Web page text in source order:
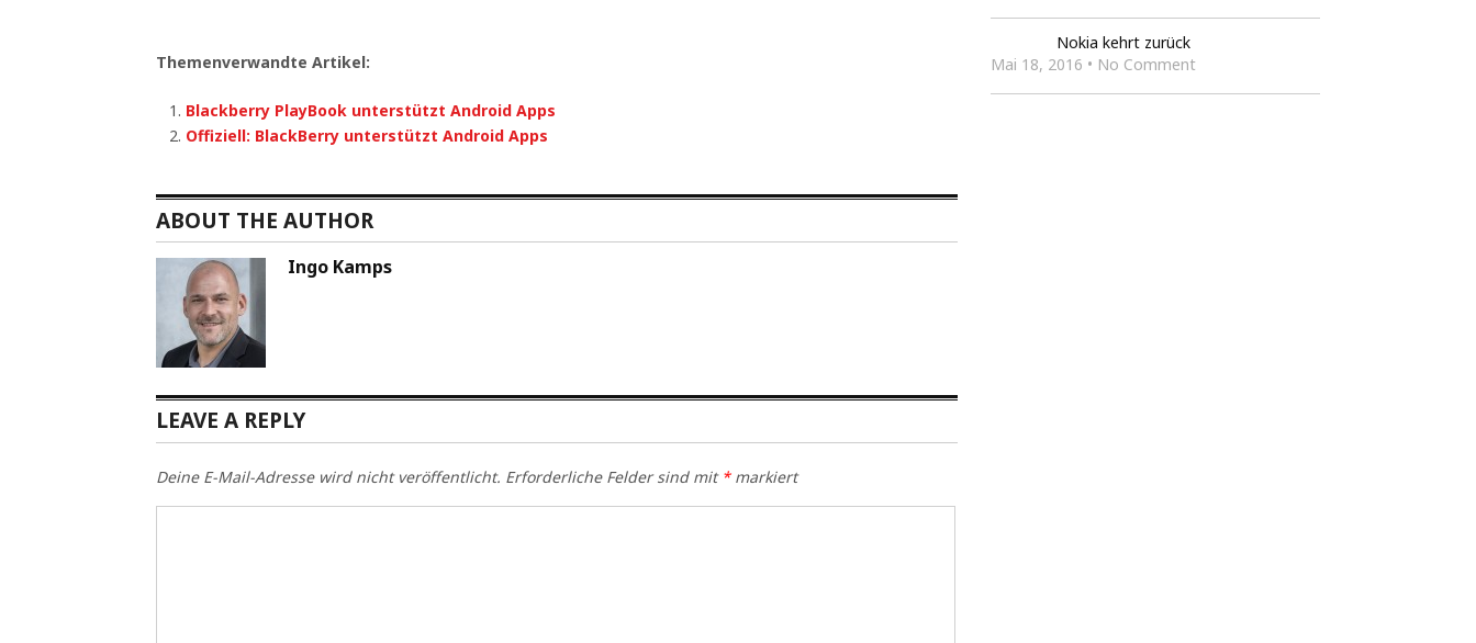
Themenverwandte Artikel:
Blackberry PlayBook unterstützt Android Apps
Offiziell: BlackBerry unterstützt Android Apps
ABOUT THE AUTHOR
Ingo Kamps
LEAVE A REPLY
Deine E-Mail-Adresse wird nicht veröffentlicht. Erforderliche Felder sind mit *markiert
Nokia kehrt zurück
Mai 18, 2016 • No Comment